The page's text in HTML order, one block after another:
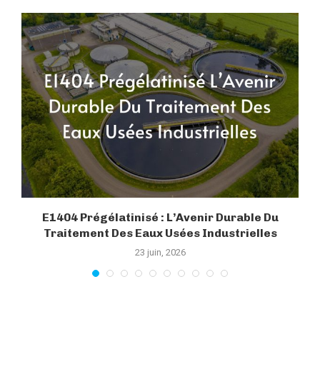
E1404 Prégélatinisé : L’Avenir Durable Du
Traitement Des Eaux Usées Industrielles
23 juin, 2026